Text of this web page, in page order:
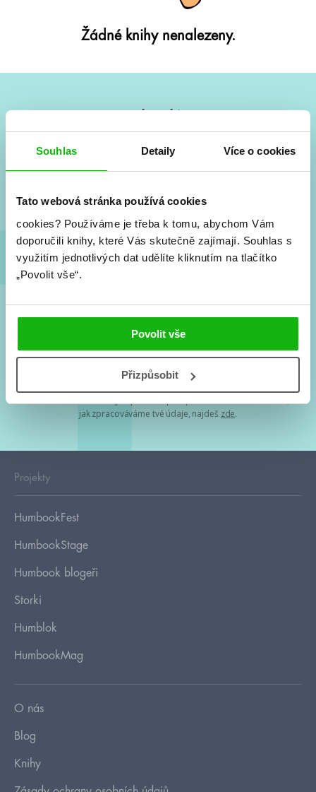
Souhlas Detaily Více o cookies
Tato webová stránka používá cookies
cookies? Používáme je třeba k tomu, abychom Vám
doporučili knihy, které Vás skutečně zajímají. Souhlas s
využitím jednotlivých dat udělíte kliknutím na tlačítko
„Povolit vše“.
Povolit vše
Přizpůsobit
Žádné knihy nenalezeny.
Vše kolem #youngadult každý měsíc rovnou do mailu!
a seriálové adaptace a další.
Souhlasím spodmínkami zpracování osobních údajů
Tvá e-mailová adresa je u nás v bezpečí. Přečti si
jak zpracováváme tvé údaje, najdeš zde.
Projekty
HumbookFest
HumbookStage
Humbook blogeři
Storki
Humblok
HumbookMag
O nás
Blog
Knihy